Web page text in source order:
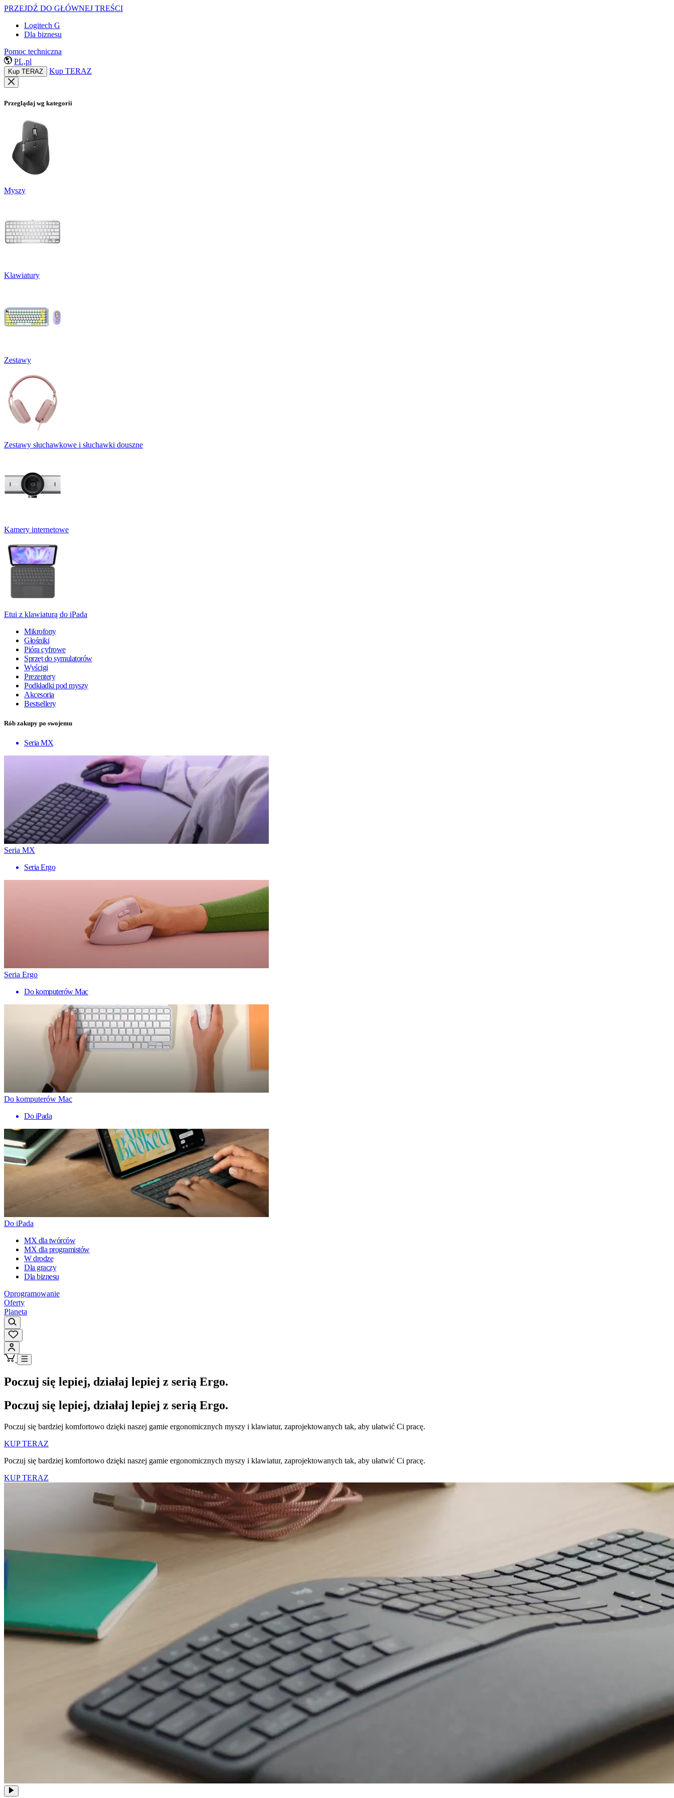
PRZEJDŹ DO GŁÓWNEJ TREŚCI
Logitech G
Dla biznesu
Pomoc techniczna
PL,pl
Kup TERAZ Kup TERAZ
Przeglądaj wg kategorii
Myszy
Klawiatury
Zestawy
Zestawy słuchawkowe i słuchawki douszne
Kamery internetowe
Etui z klawiaturą do iPada
Mikrofony
Głośniki
Pióra cyfrowe
Sprzęt do symulatorów
Wyścigi
Prezentery
Podkładki pod myszy
Akcesoria
Bestsellery
Rób zakupy po swojemu
Seria MX
Seria MX
Seria Ergo
Seria Ergo
Do komputerów Mac
Do komputerów Mac
Do iPada
Do iPada
MX dla twórców
MX dla programistów
W drodze
Dla graczy
Dla biznesu
Oprogramowanie
Oferty
Planeta
Poczuj się lepiej, działaj lepiej z serią Ergo.
Poczuj się lepiej, działaj lepiej z serią Ergo.
Poczuj się bardziej komfortowo dzięki naszej gamie ergonomicznych myszy i klawiatur, zaprojektowanych tak, aby ułatwić Ci pracę.
KUP TERAZ
Poczuj się bardziej komfortowo dzięki naszej gamie ergonomicznych myszy i klawiatur, zaprojektowanych tak, aby ułatwić Ci pracę.
KUP TERAZ